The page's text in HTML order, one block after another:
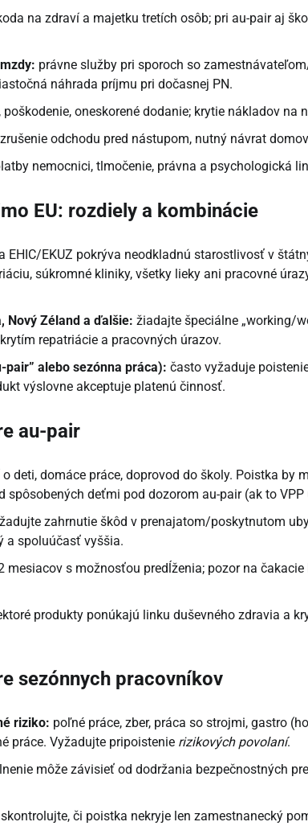
na zdraví a majetku tretích osôb; pri au-pair aj
právne služby pri sporoch so
náhrada príjmu pri dočasnej PN.
poškodenie, oneskorené dodanie; krytie nákladov na
zrušenie odchodu pred nástupom, nutný návrat
nemocnici, tlmočenie, právna a psychologická
EU: rozdiely a kombinácie
EHIC/EKUZ pokrýva neodkladnú starostlivosť v
súkromné kliniky, všetky lieky ani pracovné
Nový Zéland a ďalšie: žiadajte špeciálne „working/
repatriácie a pracovných úrazov.
pair” alebo sezónna práca): často vyžaduje
výslovne akceptuje platenú činnosť.
au-pair
deti, domáce práce, doprovod do školy. Poistka by
spôsobených deťmi pod dozorom au-pair (ak to
zahrnutie škôd v prenajatom/poskytnutom
a spoluúčasť vyššia.
mesiacov s možnosťou predĺženia; pozor na
produkty ponúkajú linku duševného zdravia a
sezónnych pracovníkov
riziko: poľné práce, zber, práca so strojmi, gastro
práce. Vyžadujte pripoistenie rizikových povolaní.
môže závisieť od dodržania bezpečnostných
skontrolujte, či poistka nekryje len zamestnanecký